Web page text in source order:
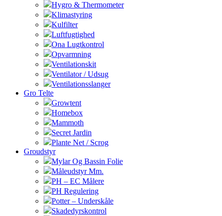
Hygro & Thermometer
Klimastyring
Kulfilter
Luftfugtighed
Ona Lugtkontrol
Opvarmning
Ventilationskit
Ventilator / Udsug
Ventilationsslanger
Gro Telte
Growtent
Homebox
Mammoth
Secret Jardin
Plante Net / Scrog
Groudstyr
Mylar Og Bassin Folie
Måleudstyr Mm.
PH – EC Målere
PH Regulering
Potter – Underskåle
Skadedyrskontrol